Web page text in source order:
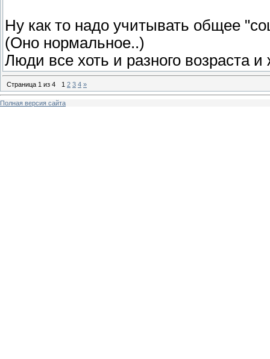
Ну как то надо учитывать общее
(Оно нормальное..)
Люди все хоть и разного возраста
Страница 1 из 4 1 2 3 4 »
Полная версия сайта